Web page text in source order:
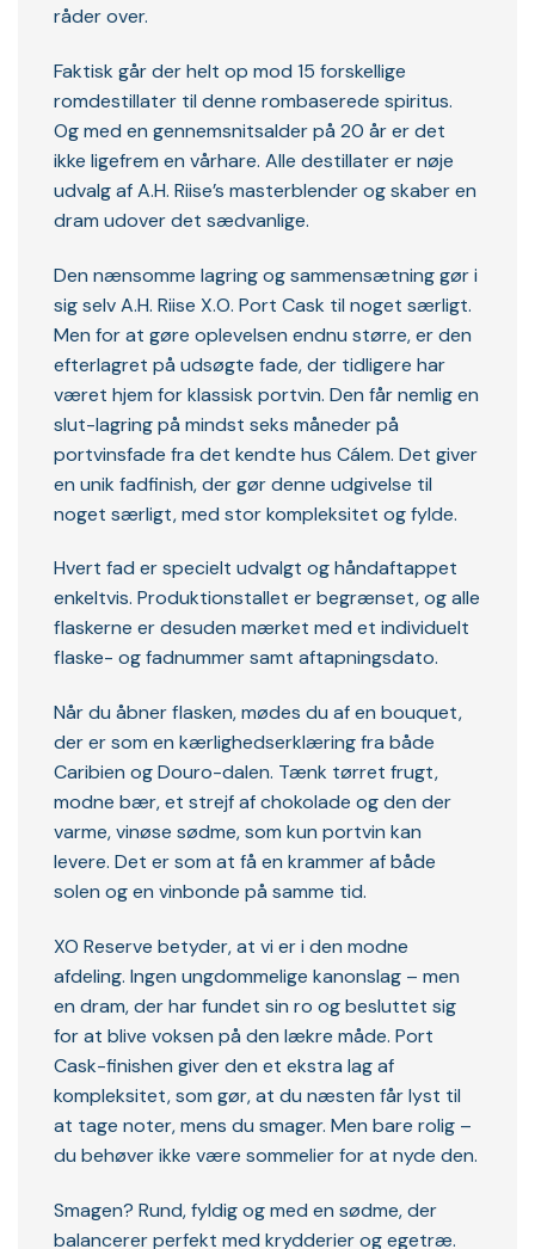
råder over.
Faktisk går der helt op mod 15 forskellige
romdestillater til denne rombaserede spiritus.
Og med en gennemsnitsalder på 20 år er det
ikke ligefrem en vårhare. Alle destillater er nøje
udvalg af A.H. Riise’s masterblender og skaber en
dram udover det sædvanlige.
Den nænsomme lagring og sammensætning gør i
sig selv A.H. Riise X.O. Port Cask til noget særligt.
Men for at gøre oplevelsen endnu større, er den
efterlagret på udsøgte fade, der tidligere har
været hjem for klassisk portvin. Den får nemlig en
slut-lagring på mindst seks måneder på
portvinsfade fra det kendte hus Cálem. Det giver
en unik fadfinish, der gør denne udgivelse til
noget særligt, med stor kompleksitet og fylde.
Hvert fad er specielt udvalgt og håndaftappet
enkeltvis. Produktionstallet er begrænset, og alle
flaskerne er desuden mærket med et individuelt
flaske- og fadnummer samt aftapningsdato.
Når du åbner flasken, mødes du af en bouquet,
der er som en kærlighedserklæring fra både
Caribien og Douro-dalen. Tænk tørret frugt,
modne bær, et strejf af chokolade og den der
varme, vinøse sødme, som kun portvin kan
levere. Det er som at få en krammer af både
solen og en vinbonde på samme tid.
XO Reserve betyder, at vi er i den modne
afdeling. Ingen ungdommelige kanonslag – men
en dram, der har fundet sin ro og besluttet sig
for at blive voksen på den lækre måde. Port
Cask-finishen giver den et ekstra lag af
kompleksitet, som gør, at du næsten får lyst til
at tage noter, mens du smager. Men bare rolig –
du behøver ikke være sommelier for at nyde den.
Smagen? Rund, fyldig og med en sødme, der
balancerer perfekt med krydderier og egetræ.